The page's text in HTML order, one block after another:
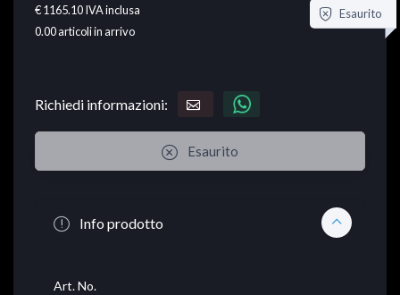
€ 1165.10IVA inclusa
0.00articoli in arrivo
Esaurito
Richiedi informazioni:
Esaurito
Info prodotto
Art. No.